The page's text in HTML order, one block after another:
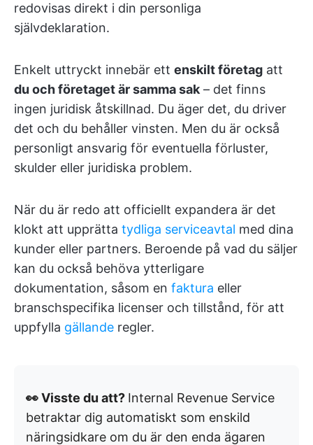
redovisas direkt i din personliga
självdeklaration.
Enkelt uttryckt innebär ett enskilt företag att
du och företaget är samma sak – det finns
ingen juridisk åtskillnad. Du äger det, du driver
det och du behåller vinsten. Men du är också
personligt ansvarig för eventuella förluster,
skulder eller juridiska problem.
När du är redo att officiellt expandera är det
klokt att upprätta tydliga serviceavtal med dina
kunder eller partners. Beroende på vad du säljer
kan du också behöva ytterligare
dokumentation, såsom en faktura eller
branschspecifika licenser och tillstånd, för att
uppfylla gällande regler.
👀 Visste du att? Internal Revenue Service
betraktar dig automatiskt som enskild
näringsidkare om du är den enda ägaren